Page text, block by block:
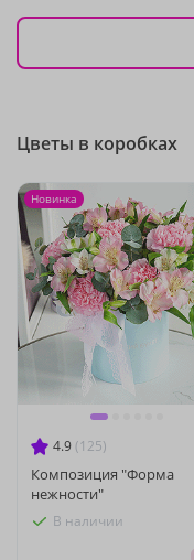
Цветы в коробках
4.9 (125)
Композиция "Форма
нежности"
В наличии
Новинка